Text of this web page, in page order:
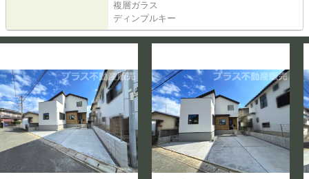
複層ガラス
ディンプルキー